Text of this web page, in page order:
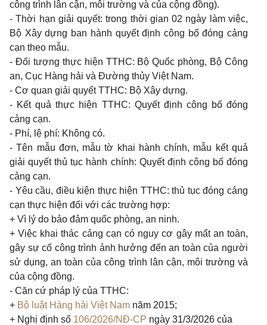
công trình lân cận, môi trường và của cộng đồng).
- Thời hạn giải quyết: trong thời gian 02 ngày làm việc,
Bộ Xây dựng ban hành quyết định công bố đóng cảng
cạn theo mẫu.
- Đối tượng thực hiện TTHC: Bộ Quốc phòng, Bộ Công
an, Cục Hàng hải và Đường thủy Việt Nam.
- Cơ quan giải quyết TTHC: Bộ Xây dựng.
- Kết quả thực hiện TTHC: Quyết định công bố đóng
cảng cạn.
- Phí, lệ phí: Không có.
- Tên mẫu đơn, mẫu tờ khai hành chính, mẫu kết quả
giải quyết thủ tục hành chính: Quyết định công bố đóng
cảng cạn.
- Yêu cầu, điều kiện thực hiện TTHC: thủ tục đóng cảng
cạn thực hiện đối với các trường hợp:
+ Vì lý do bảo đảm quốc phòng, an ninh.
+ Việc khai thác cảng cạn có nguy cơ gây mất an toàn,
gây sự cố công trình ảnh hưởng đến an toàn của người
sử dụng, an toàn của công trình lân cận, môi trường và
của cộng đồng.
- Căn cứ pháp lý của TTHC:
+ Bộ luật Hàng hải Việt Nam năm 2015;
+ Nghị định số 106/2026/NĐ-CP ngày 31/3/2026 của